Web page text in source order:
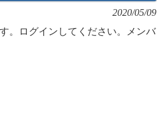
2020/05/09
。ログインしてください。メンバ